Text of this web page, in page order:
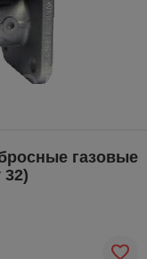
газовые